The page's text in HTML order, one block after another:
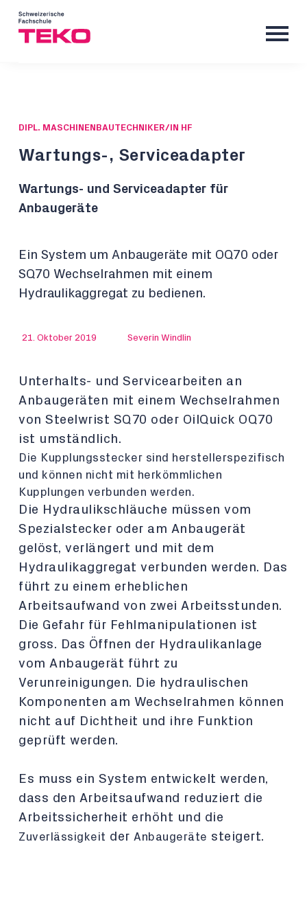
DIPL. MASCHINENBAUTECHNIKER/IN HF
Wartungs-, Serviceadapter
Wartungs- und Serviceadapter für
Anbaugeräte
Ein System um Anbaugeräte mit OQ70 oder
SQ70 Wechselrahmen mit einem
Hydraulikaggregat zu bedienen.
21. Oktober 2019 Severin Windlin
Unterhalts- und Servicearbeiten an
Anbaugeräten mit einem Wechselrahmen
von Steelwrist SQ70 oder OilQuick OQ70
ist umständlich.
Die Kupplungsstecker sind herstellerspezifisch
und können nicht mit herkömmlichen
Kupplungen verbunden werden.
Die Hydraulikschläuche müssen vom
Spezialstecker oder am Anbaugerät
gelöst, verlängert und mit dem
Hydraulikaggregat verbunden werden. Das
führt zu einem erheblichen
Arbeitsaufwand von zwei Arbeitsstunden.
Die Gefahr für Fehlmanipulationen ist
gross. Das Öffnen der Hydraulikanlage
vom Anbaugerät führt zu
Verunreinigungen. Die hydraulischen
Komponenten am Wechselrahmen können
nicht auf Dichtheit und ihre Funktion
geprüft werden.
Es muss ein System entwickelt werden,
dass den Arbeitsaufwand reduziert die
Arbeitssicherheit erhöht und die
Zuverlässigkeit der Anbaugeräte steigert.